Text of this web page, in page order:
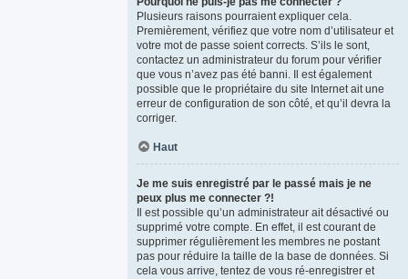
Plusieurs raisons pourraient expliquer cela.
Premièrement, vérifiez que votre nom d’utilisateur et
votre mot de passe soient corrects. S’ils le sont,
contactez un administrateur du forum pour vérifier
que vous n’avez pas été banni. Il est également
possible que le propriétaire du site Internet ait une
erreur de configuration de son côté, et qu’il devra la
corriger.
Haut
Je me suis enregistré par le passé mais je ne
peux plus me connecter ?!
Il est possible qu’un administrateur ait désactivé ou
supprimé votre compte. En effet, il est courant de
supprimer régulièrement les membres ne postant
pas pour réduire la taille de la base de données. Si
cela vous arrive, tentez de vous ré-enregistrer et